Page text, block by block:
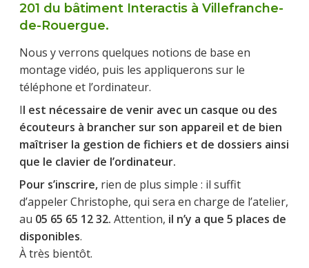
201 du bâtiment Interactis à Villefranche-
de-Rouergue.
Nous y verrons quelques notions de base en
montage vidéo, puis les appliquerons sur le
téléphone et l’ordinateur.
Il est nécessaire de venir avec un casque ou des
écouteurs à brancher sur son appareil et de bien
maîtriser la gestion de fichiers et de dossiers ainsi
que le clavier de l’ordinateur.
Pour s’inscrire, rien de plus simple : il suffit
d’appeler Christophe, qui sera en charge de l’atelier,
au 05 65 65 12 32. Attention, il n’y a que 5 places de
disponibles.
À très bientôt.